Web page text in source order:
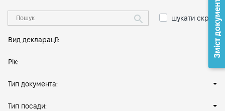
шукати скрізь
Вид декларації:
Рік:
Тип документа:
Тип посади:
Зміст документа